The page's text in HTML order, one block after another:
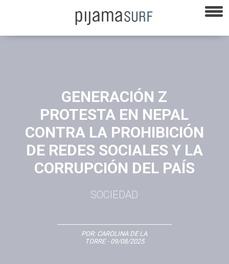
GENERACIÓN Z
PROTESTA EN NEPAL
CONTRA LA PROHIBICIÓN
DE REDES SOCIALES Y LA
CORRUPCIÓN DEL PAÍS
SOCIEDAD
POR: CAROLINA DE LA
TORRE- 09/08/2025